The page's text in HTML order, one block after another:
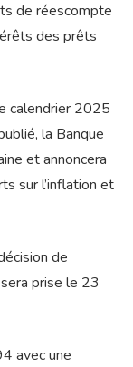
de réescompte
des prêts
calendrier 2025
la Banque
et annoncera
sur l’inflation et
de
prise le 23
avec une